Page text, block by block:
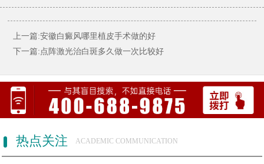
上一篇:安徽白癜风哪里植皮手术做的好
下一篇:点阵激光治白斑多久做一次比较好
热点关注 ACADEMIC COMMUNICATION